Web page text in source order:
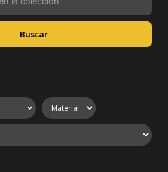
Buscar